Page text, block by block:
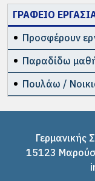
ΓΡΑΦΕΙΟ
Προσφέρουν
Παραδίδω
Πουλάω /
Γερμανικής
15123